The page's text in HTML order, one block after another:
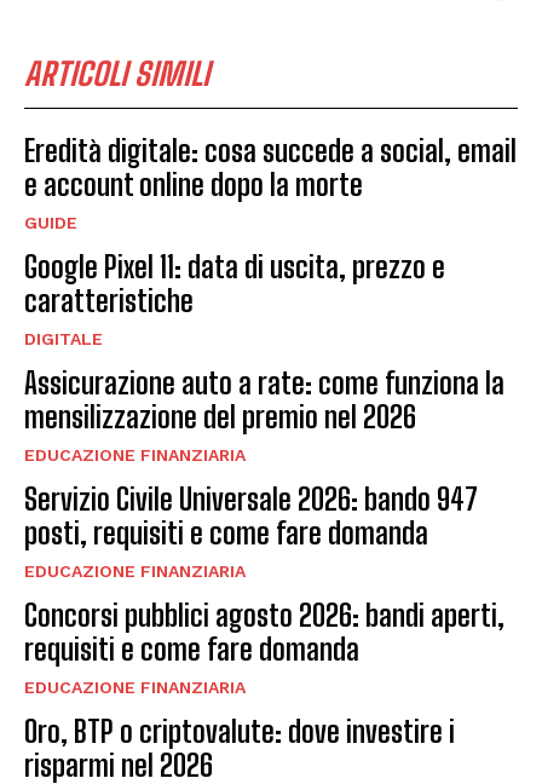
ARTICOLI SIMILI
Eredità digitale: cosa succede a social, email
e account online dopo la morte
GUIDE
Google Pixel 11: data di uscita, prezzo e
caratteristiche
DIGITALE
Assicurazione auto a rate: come funziona la
mensilizzazione del premio nel 2026
EDUCAZIONE FINANZIARIA
Servizio Civile Universale 2026: bando 947
posti, requisiti e come fare domanda
EDUCAZIONE FINANZIARIA
Concorsi pubblici agosto 2026: bandi aperti,
requisiti e come fare domanda
EDUCAZIONE FINANZIARIA
Oro, BTP o criptovalute: dove investire i
risparmi nel 2026